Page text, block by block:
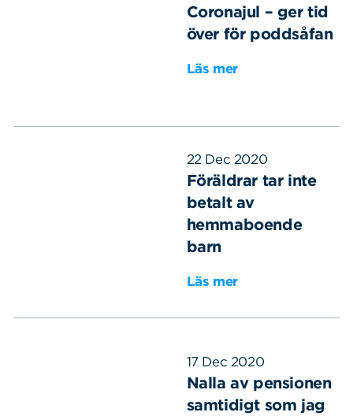
Coronajul – ger tid
över för poddsåfan
Läs mer
22 Dec 2020
Föräldrar tar inte
betalt av
hemmaboende
barn
Läs mer
17 Dec 2020
Nalla av pensionen
samtidigt som jag